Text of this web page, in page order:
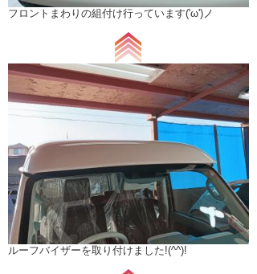
フロントまわりの組付け行っています('ω')ノ
ルーフバイザーを取り付けました!(^^)!